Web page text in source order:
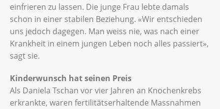
einfrieren zu lassen. Die junge Frau lebte damals
schon in einer stabilen Beziehung. «Wir entschieden
uns jedoch dagegen. Man weiss nie, was nach einer
Krankheit in einem jungen Leben noch alles passiert»,
sagt sie.
Kinderwunsch hat seinen Preis
Als Daniela Tschan vor vier Jahren an Knochenkrebs
erkrankte, waren fertilitätserhaltende Massnahmen